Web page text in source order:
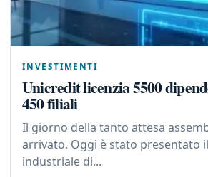
INVESTIMENTI
Unicredit licenzia 5500
450 filiali
Il giorno della tanto attesa
arrivato. Oggi è stato presentato
industriale di...